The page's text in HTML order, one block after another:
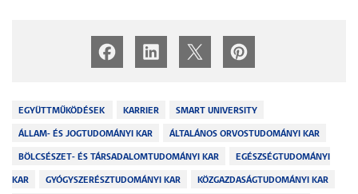
EGYÜTTMŰKÖDÉSEK KARRIER SMART UNIVERSITY
ÁLLAM- ÉS JOGTUDOMÁNYI KAR ÁLTALÁNOS ORVOSTUDOMÁNYI KAR
BÖLCSÉSZET- ÉS TÁRSADALOMTUDOMÁNYI KAR EGÉSZSÉGTUDOMÁNYI
KAR GYÓGYSZERÉSZTUDOMÁNYI KAR KÖZGAZDASÁGTUDOMÁNYI KAR